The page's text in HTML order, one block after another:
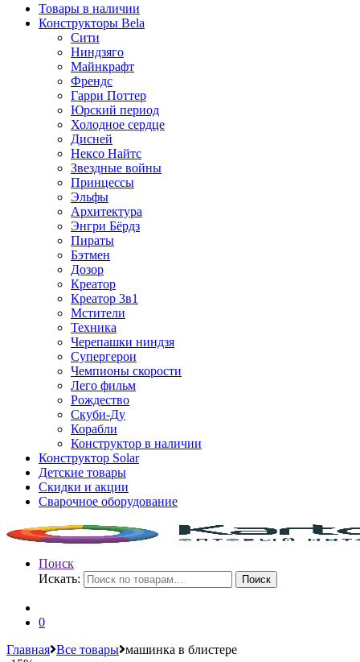
Товары в наличии
Конструкторы Bela
Сити
Ниндзяго
Майнкрафт
Френдс
Гарри Поттер
Юрский период
Холодное сердце
Дисней
Нексо Найтс
Звездные войны
Принцессы
Эльфы
Архитектура
Энгри Бёрдз
Пираты
Бэтмен
Дозор
Креатор
Креатор 3в1
Мстители
Техника
Черепашки ниндзя
Супергерои
Чемпионы скорости
Лего фильм
Рождество
Скуби-Ду
Корабли
Конструктор в наличии
Конструктор Solar
Детские товары
Скидки и акции
Сварочное оборудование
Поиск
Искать:
Поиск
0
Главная Все товары машинка в блистере